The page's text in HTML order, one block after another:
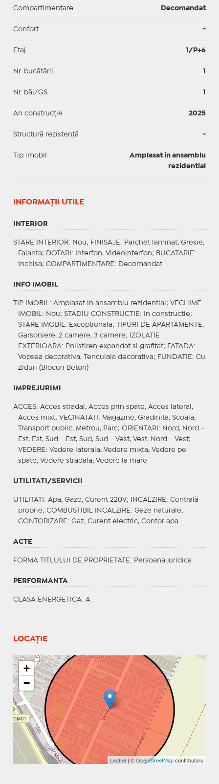
Compartimentare Decomandat
Confort -
Etaj 1/P+6
Nr. bucătării 1
Nr. băi/GS 1
An construcție 2025
Structură rezistență -
Tip imobil
Amplasat in ansamblu
rezidential
INFORMAŢII UTILE
INTERIOR
STARE INTERIOR: Nou; FINISAJE : Parchet laminat, Gresie,
Faianta;
DOTARI : Interfon, Videointerfon; BUCATARIE :
Inchisa; COMPARTIMENTARE : Decomandat
INFO IMOBIL
TIP IMOBIL : Amplasat in ansamblu rezidential; VECHIME
IMOBIL : Nou; STADIU CONSTRUCTIE : In constructie;
STARE IMOBIL : Exceptionala; TIPURI DE APARTAMENTE :
Garsoniere, 2 camere, 3 camere;
IZOLATIE
EXTERIOARA: Polistiren expandat si grafitat; FATADA:
Vopsea decorativa, Tencuiala decorativa; FUNDATIE : Cu
Ziduri (Blocuri Beton)
IMPREJURIMI
ACCES: Acces stradal, Acces prin spate, Acces lateral,
Acces mixt; VECINATATI : Magazine, Gradinita, Scoala,
Transport public, Metrou, Parc; ORIENTARI : Nord, Nord -
Est, Est, Sud - Est, Sud, Sud - Vest, Vest, Nord - Vest;
VEDERE : Vedere laterala, Vedere mixta, Vedere pe
spate, Vedere stradala, Vedere la mare
UTILITATI/SERVICII
UTILITATI : Apa, Gaze, Curent 220V; INCALZIRE : Centrală
proprie; COMBUSTIBIL INCALZIRE : Gaze naturale;
CONTORIZARE : Gaz, Curent electric, Contor apa
ACTE
FORMA TITLULUI DE PROPRIETATE : Persoana juridica
PERFORMANTA
CLASA ENERGETICA: A
LOCAȚIE
+
−
Leaflet | ©OpenStreetMapcontributors